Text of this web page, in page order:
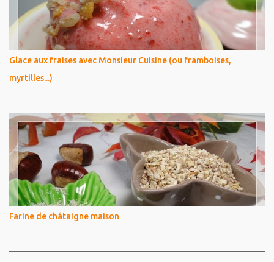
Glace aux fraises avec Monsieur Cuisine (ou framboises,
myrtilles...)
Farine de châtaigne maison